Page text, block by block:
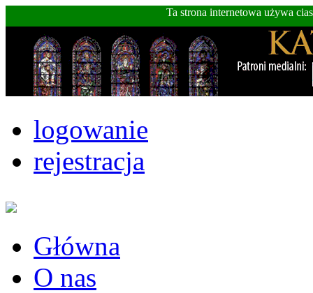
Ta strona internetowa używa
logowanie
rejestracja
Główna
O nas